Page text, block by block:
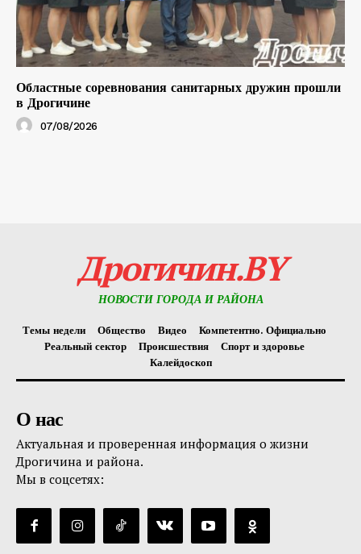
Областные соревнования санитарных дружин прошли
в Дрогичине
07/08/2026
Дрогичин.BY
НОВОСТИ ГОРОДА И РАЙОНА
Темы недели Общество Видео
Компетентно. Официально
Реальный сектор
Происшествия
Спорт и здоровье
Калейдоскоп
О нас
Актуальная и проверенная информация о жизни
Дрогичина и района.
Мы в соцсетях: